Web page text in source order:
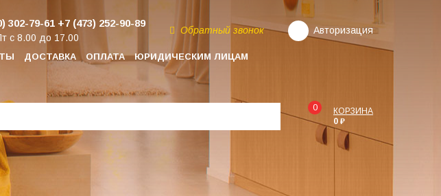
ДОСТАВКА ОПЛАТА
ЮРИДИЧЕСКИМ ЛИЦАМ
302-79-61 +7 (473) 252-90-89
с 8.00 до 17.00
Обратный звонок Авторизация
0
КОРЗИНА
0 ₽